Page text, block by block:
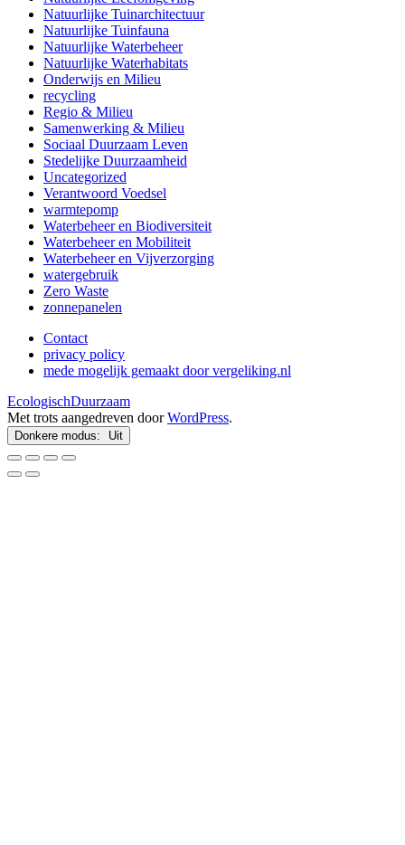
Natuurlijke Tuinarchitectuur
Natuurlijke Tuinfauna
Natuurlijke Waterbeheer
Natuurlijke Waterhabitats
Onderwijs en Milieu
recycling
Regio & Milieu
Samenwerking & Milieu
Sociaal Duurzaam Leven
Stedelijke Duurzaamheid
Uncategorized
Verantwoord Voedsel
warmtepomp
Waterbeheer en Biodiversiteit
Waterbeheer en Mobiliteit
Waterbeheer en Vijverzorging
watergebruik
Zero Waste
zonnepanelen
Contact
privacy policy
mede mogelijk gemaakt door vergeliking.nl
EcologischDuurzaam
Met trots aangedreven doorWordPress.
Donkere modus: